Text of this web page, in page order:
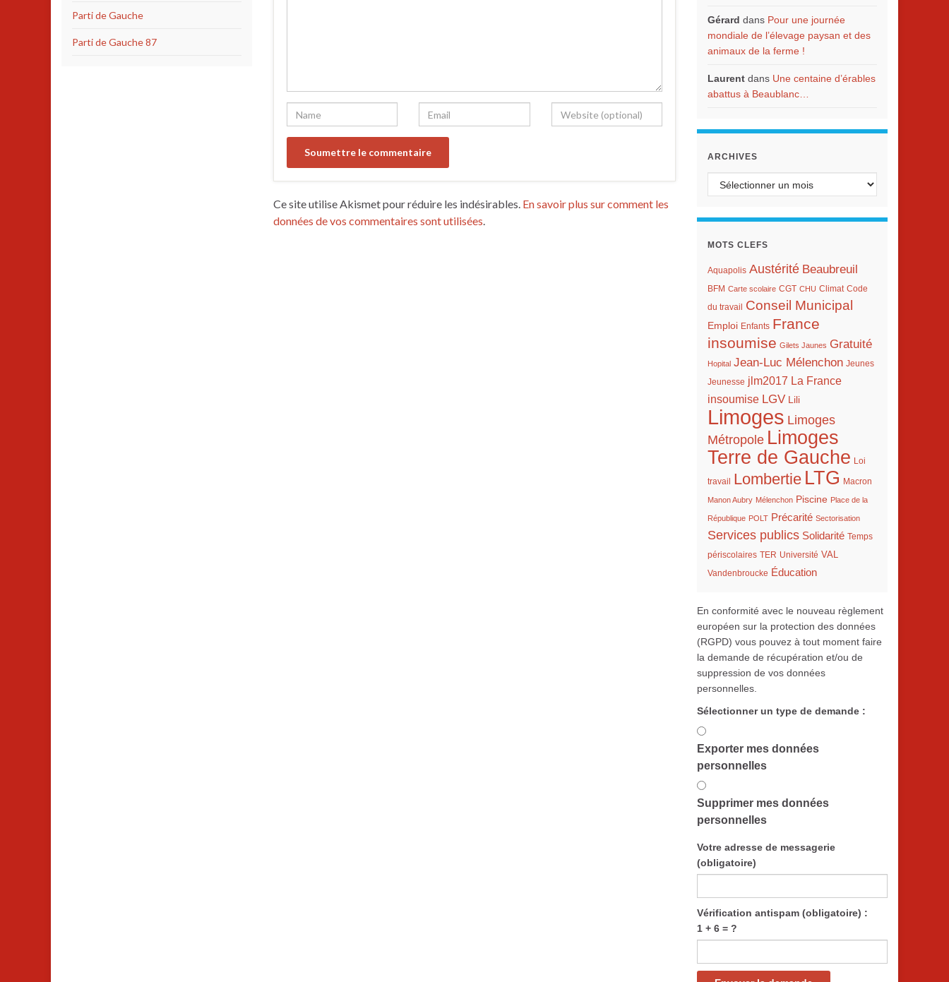
Ce site utilise Akismet pour réduire les indésirables. En savoir plus sur comment les
données de vos commentaires sont utilisées.
Parti de Gauche
Parti de Gauche 87
Gérard dans Pour une journée
mondiale de l’élevage paysan et des
animaux de la ferme !
Laurent dans Une centaine d’érables
abattus à Beaublanc…
ARCHIVES
Archives
MOTS CLEFS
Aquapolis Austérité Beaubreuil
BFM Carte scolaire CGT CHU Climat Code
du travail Conseil Municipal
Emploi Enfants France
insoumise Gilets Jaunes Gratuité
Hopital Jean-Luc Mélenchon Jeunes
Jeunesse jlm2017 La France
insoumise LGV Lili
Limoges Limoges
Métropole Limoges
Terre de Gauche
Loi
travail Lombertie LTG Macron
Manon Aubry Mélenchon Piscine Place de la
République POLT Précarité Sectorisation
Services publics Solidarité Temps
périscolaires TER Université VAL
Vandenbroucke Éducation
En conformité avec le nouveau règlement
européen sur la protection des données
(RGPD) vous pouvez à tout moment faire
la demande de récupération et/ou de
suppression de vos données
personnelles.
Sélectionner un type de demande :
Exporter mes données
personnelles
Supprimer mes données
personnelles
Votre adresse de messagerie
(obligatoire)
Vérification antispam (obligatoire) :
1 + 6 = ?